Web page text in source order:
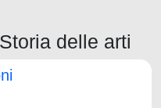
delle arti